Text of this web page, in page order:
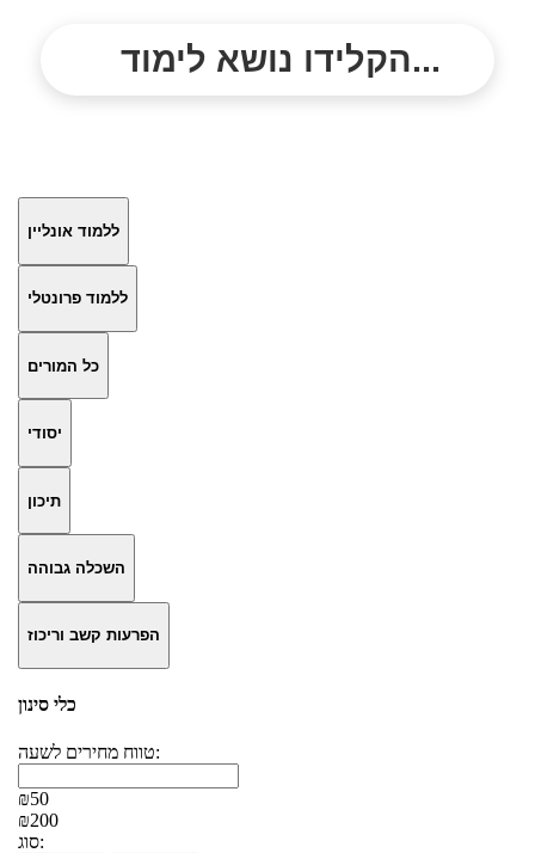
הקלידו נושא לימוד...
ללמוד אונליין
ללמוד פרונטלי
כל המורים
יסודי
תיכון
השכלה גבוהה
הפרעות קשב וריכוז
כלי סינון
טווח מחירים לשעה:
₪50
₪200
סוג: